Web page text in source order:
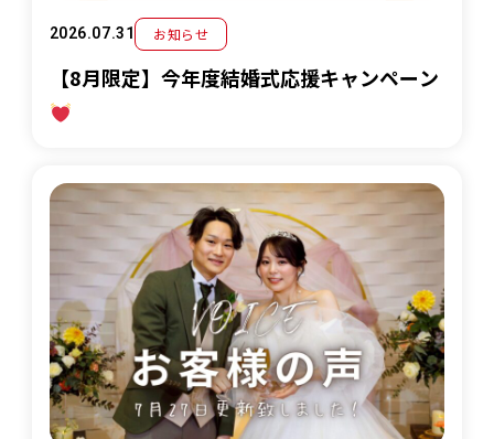
2026.07.31 お知らせ
【8月限定】今年度結婚式応援キャンペーン